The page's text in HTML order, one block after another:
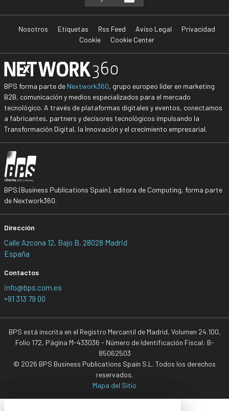
Nosotros Etiquetas Rss Feed Aviso Legal
Privacidad
Cookie
Cookie Center
BPS forma parte de Nextwork360, grupo europeo líder en marketing
B2B, comunicación y medios especializados para el mercado
tecnológico. A través de plataformas digitales y eventos, conectamos
a fabricantes, partners y decisores tecnológicos impulsando la
Transformación Digital, la Innovación y el crecimiento empresarial.
BPS (Business Publications Spain), editora de Computing, forma parte
de Nextwork360.
Dirección
Calle Azcona 12, Bajo B, 28028 Madrid
España
Contactos
info@bps.com.es
+91 313 79 00
BPS está inscrita en el Registro Mercantil de Madrid, Volumen 24.100,
Folio 172, Página M-433036 - Número de Identificación Fiscal: B-
85062503
© 2026 BPS Business Publications Spain S.L. Todos los derechos
reservados.
Mapa del Sitio